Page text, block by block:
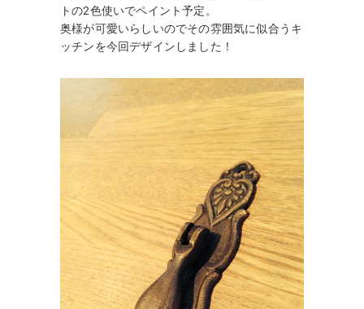
トの2色使いでペイント予定。
奥様が可愛いらしいのでその雰囲気に似合うキ
ッチンを今回デザインしました！